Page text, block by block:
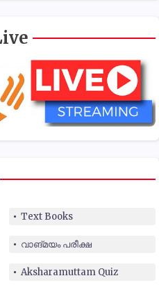
Text Books
വാങ്മയം പരീക്ഷ
Aksharamuttam Quiz